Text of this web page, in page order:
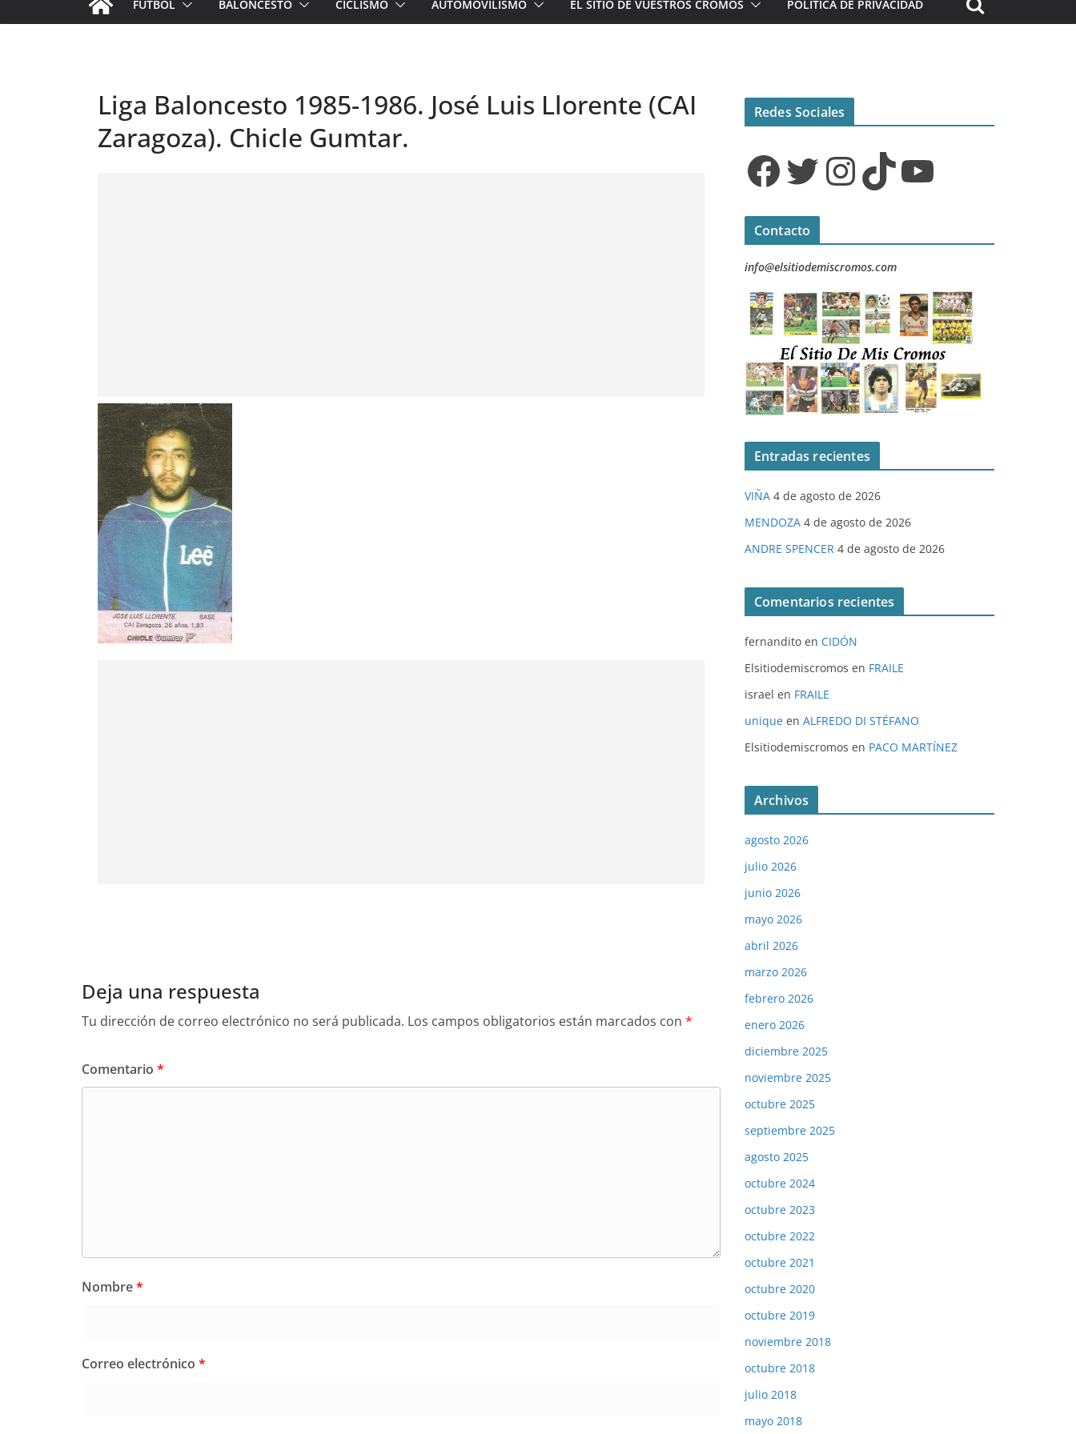
FÚTBOL BALONCESTO CICLISMO AUTOMOVILISMO EL SITIO DE VUESTROS CROMOS POLÍTICA DE PRIVACIDAD
Liga Baloncesto 1985-1986. José Luis Llorente (CAI
Zaragoza). Chicle Gumtar.
Deja una respuesta
Tu dirección de correo electrónico no será publicada. Los campos obligatorios están marcados con *
Comentario *
Nombre*
Correo electrónico *
Redes Sociales
Facebook Twitter InstagramTikTok YouTube
Contacto
info@elsitiodemiscromos.com
Entradas recientes
VIÑA 4 de agosto de 2026
MENDOZA 4 de agosto de 2026
ANDRE SPENCER 4 de agosto de 2026
Comentarios recientes
fernandito en CIDÓN
Elsitiodemiscromos en FRAILE
israel en FRAILE
unique en ALFREDO DI STÉFANO
Elsitiodemiscromos en PACO MARTÍNEZ
Archivos
agosto 2026
julio 2026
junio 2026
mayo 2026
abril 2026
marzo 2026
febrero 2026
enero 2026
diciembre 2025
noviembre 2025
octubre 2025
septiembre 2025
agosto 2025
octubre 2024
octubre 2023
octubre 2022
octubre 2021
octubre 2020
octubre 2019
noviembre 2018
octubre 2018
julio 2018
mayo 2018